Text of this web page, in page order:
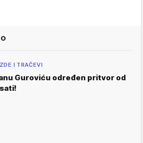
I TRAČEVI
Guroviću određen pritvor od